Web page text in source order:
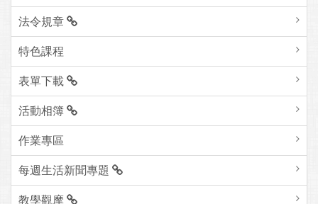
法令規章
特色課程
表單下載
活動相簿
作業專區
每週生活新聞專題
教學觀摩